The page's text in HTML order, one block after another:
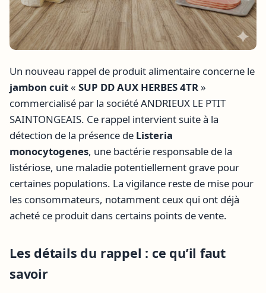
Un nouveau rappel de produit alimentaire concerne le
jambon cuit« SUP DD AUX HERBES 4TR»
commercialisé par la société ANDRIEUX LE PTIT
SAINTONGEAIS. Ce rappel intervient suite à la
détection de la présence de Listeria
monocytogenes, une bactérie responsable de la
listériose, une maladie potentiellement grave pour
certaines populations. La vigilance reste de mise pour
les consommateurs, notamment ceux qui ont déjà
acheté ce produit dans certains points de vente.
Les détails du rappel : ce qu’il faut
savoir